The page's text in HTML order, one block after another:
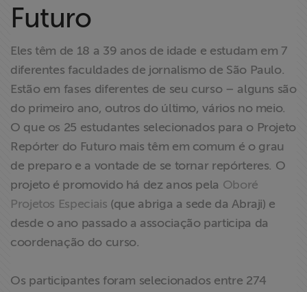
Liberdade de
Expressão
Projetos
Proteção Legal
e Litigância
dos
Homenageados
Notícias
Associe-se
Futuro
Eles têm de 18 a 39 anos de idade e estudam em 7
diferentes faculdades de jornalismo de São Paulo.
Estão em fases diferentes de seu curso – alguns são
do primeiro ano, outros do último, vários no meio.
O que os 25 estudantes selecionados para o Projeto
Repórter do Futuro mais têm em comum é o grau
de preparo e a vontade de se tornar repórteres. O
projeto é promovido há dez anos pela Oboré
Projetos Especiais (que abriga a sede da Abraji) e
desde o ano passado a associação participa da
coordenação do curso.
Os participantes foram selecionados entre 274